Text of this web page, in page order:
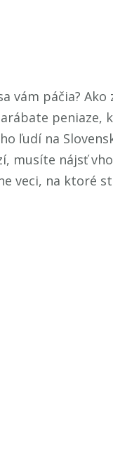
vám páčia?
peniaze,
ľudí na
musíte nájsť
veci, na ktoré